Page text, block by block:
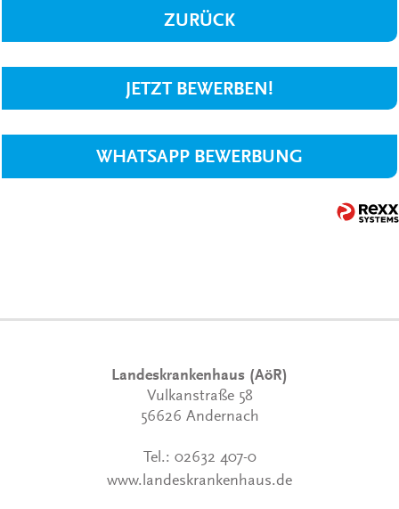
ZURÜCK
JETZT BEWERBEN!
WHATSAPP BEWERBUNG
Landeskrankenhaus (AöR)
Vulkanstraße 58
56626 Andernach
Tel.: 02632 407-0
www.landeskrankenhaus.de